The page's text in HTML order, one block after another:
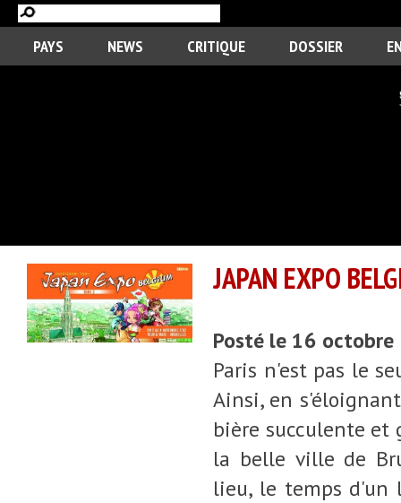
PAYS NEWS CRITIQUE DOSSIER
JAPAN EXPO
Posté le 16
Paris n'est pas le
Ainsi, en
bière succulente et
la belle ville de
lieu, le temps d'un